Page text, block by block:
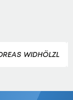
WIDHÖLZL